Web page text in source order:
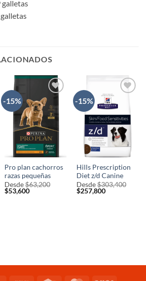
galletas
-15%
AÑADIR
A LA
LISTA
DE
DESEOS
Pro plan cachorros
razas pequeñas
Desde$63,200
El
precio
$53,600El
-15%
AÑADIR
A LA
LISTA
DE
DESEOS
Hills Prescription
Diet z/d Canine
Desde$303,400
El
precio
$257,800El